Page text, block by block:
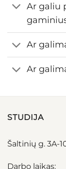
Ar galiu
Ar
Ar
STUDIJA
Šaltinių g. 3A-
Darbo laikas: